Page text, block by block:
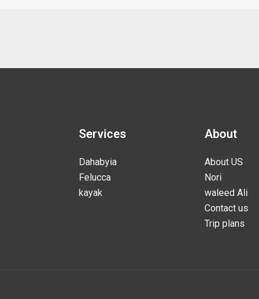
Services
Dahabyia
Felucca
kayak
About
About US
Nori
waleed Ali
Contact us
Trip plans